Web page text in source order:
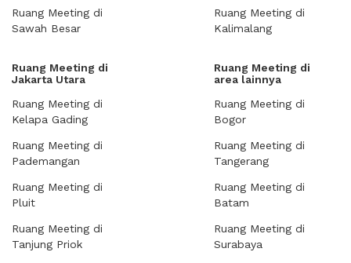
Ruang Meeting di
Sawah Besar
Ruang Meeting di
Kalimalang
Ruang Meeting di
Jakarta Utara
Ruang Meeting di
Kelapa Gading
Ruang Meeting di
Pademangan
Ruang Meeting di
Pluit
Ruang Meeting di
Tanjung Priok
Ruang Meeting di
area lainnya
Ruang Meeting di
Bogor
Ruang Meeting di
Tangerang
Ruang Meeting di
Batam
Ruang Meeting di
Surabaya